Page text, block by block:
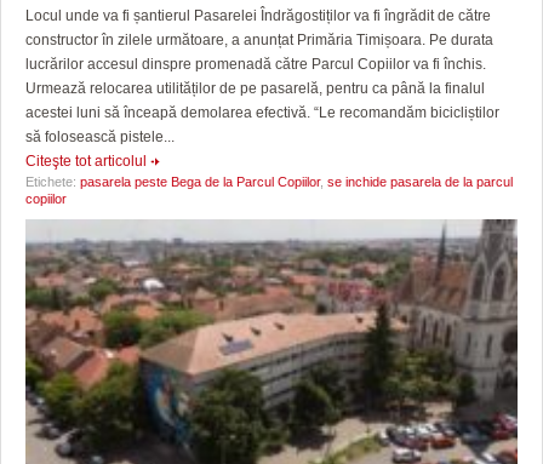
Locul unde va fi șantierul Pasarelei Îndrăgostiților va fi îngrădit de către
constructor în zilele următoare, a anunțat Primăria Timișoara. Pe durata
lucrărilor accesul dinspre promenadă către Parcul Copiilor va fi închis.
Urmează relocarea utilităților de pe pasarelă, pentru ca până la finalul
acestei luni să înceapă demolarea efectivă. “Le recomandăm bicicliștilor
să folosească pistele...
Citeşte tot articolul
Etichete: pasarela peste Bega de la Parcul Copiilor, se inchide pasarela de la parcul
copiilor